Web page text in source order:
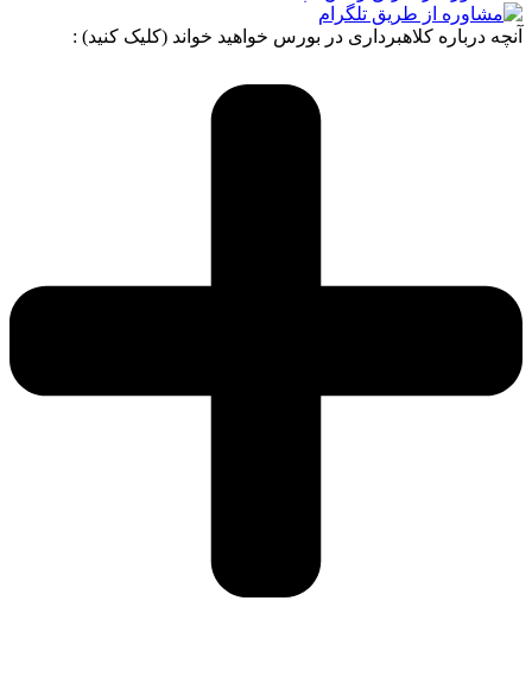
آنچه درباره کلاهبرداری در بورس خواهید خواند (کلیک کنید) :